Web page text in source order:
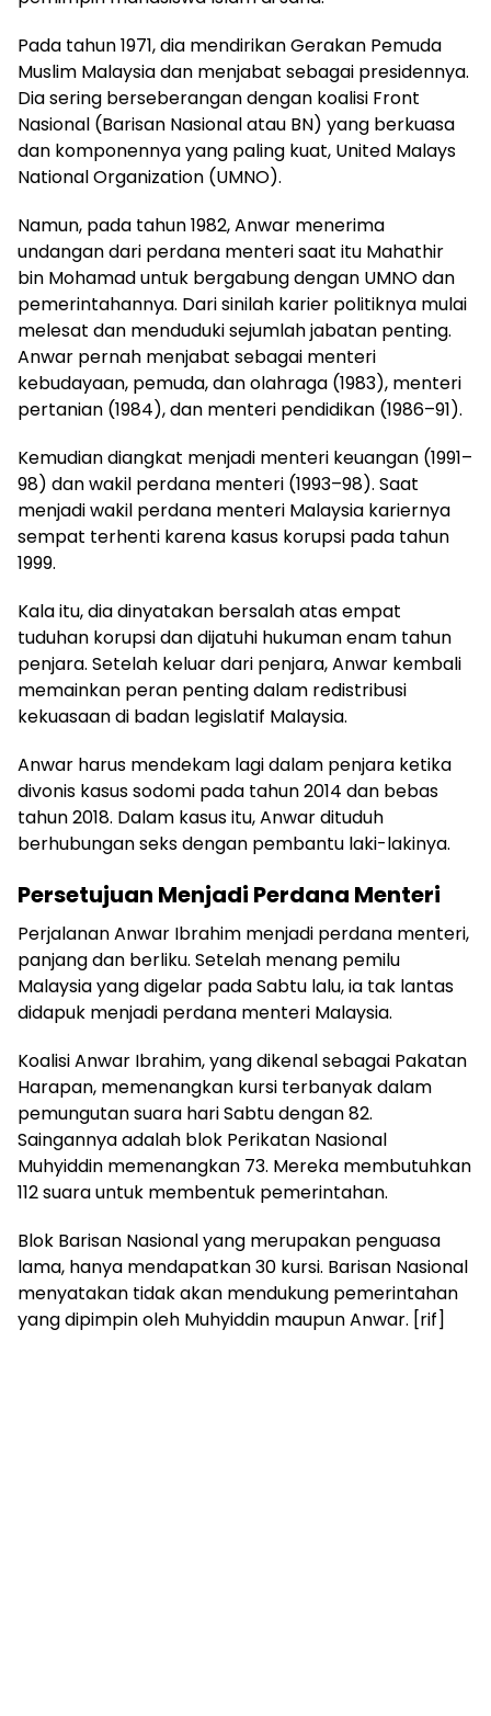
Pada tahun 1971, dia mendirikan Gerakan Pemuda
Muslim Malaysia dan menjabat sebagai presidennya.
Dia sering berseberangan dengan koalisi Front
Nasional (Barisan Nasional atau BN) yang berkuasa
dan komponennya yang paling kuat, United Malays
National Organization (UMNO).
Namun, pada tahun 1982, Anwar menerima
undangan dari perdana menteri saat itu Mahathir
bin Mohamad untuk bergabung dengan UMNO dan
pemerintahannya. Dari sinilah karier politiknya mulai
melesat dan menduduki sejumlah jabatan penting.
Anwar pernah menjabat sebagai menteri
kebudayaan, pemuda, dan olahraga (1983), menteri
pertanian (1984), dan menteri pendidikan (1986–91).
Kemudian diangkat menjadi menteri keuangan (1991–
98) dan wakil perdana menteri (1993–98). Saat
menjadi wakil perdana menteri Malaysia kariernya
sempat terhenti karena kasus korupsi pada tahun
1999.
Kala itu, dia dinyatakan bersalah atas empat
tuduhan korupsi dan dijatuhi hukuman enam tahun
penjara. Setelah keluar dari penjara, Anwar kembali
memainkan peran penting dalam redistribusi
kekuasaan di badan legislatif Malaysia.
Anwar harus mendekam lagi dalam penjara ketika
divonis kasus sodomi pada tahun 2014 dan bebas
tahun 2018. Dalam kasus itu, Anwar dituduh
berhubungan seks dengan pembantu laki-lakinya.
Persetujuan Menjadi Perdana Menteri
Perjalanan Anwar Ibrahim menjadi perdana menteri,
panjang dan berliku. Setelah menang pemilu
Malaysia yang digelar pada Sabtu lalu, ia tak lantas
didapuk menjadi perdana menteri Malaysia.
Koalisi Anwar Ibrahim, yang dikenal sebagai Pakatan
Harapan, memenangkan kursi terbanyak dalam
pemungutan suara hari Sabtu dengan 82.
Saingannya adalah blok Perikatan Nasional
Muhyiddin memenangkan 73. Mereka membutuhkan
112 suara untuk membentuk pemerintahan.
Blok Barisan Nasional yang merupakan penguasa
lama, hanya mendapatkan 30 kursi. Barisan Nasional
menyatakan tidak akan mendukung pemerintahan
yang dipimpin oleh Muhyiddin maupun Anwar. [rif]